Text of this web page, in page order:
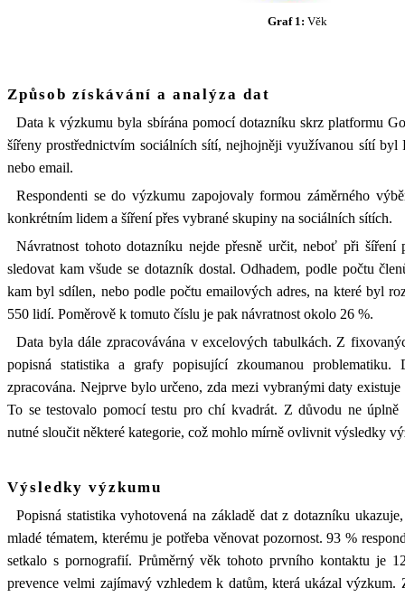
Graf 1:Věk
Způsob získávání a analýza dat
Data k výzkumu byla sbírána pomocí dotazníku skrz platformu
šířeny prostřednictvím sociálních sítí, nejhojněji využívanou sítí byl
nebo email.
Respondenti se do výzkumu zapojovaly formou záměrného
konkrétním lidem a šíření přes vybrané skupiny na sociálních sítích.
Návratnost tohoto dotazníku nejde přesně určit, neboť při šíření
sledovat kam všude se dotazník dostal. Odhadem, podle počtu
kam byl sdílen, nebo podle počtu emailových adres, na které byl
550 lidí. Poměrově k tomuto číslu je pak návratnost okolo 26 %.
Data byla dále zpracovávána v excelových tabulkách. Z
popisná statistika a grafy popisující zkoumanou
zpracována. Nejprve bylo určeno, zda mezi vybranými daty
To se testovalo pomocí testu pro chí kvadrát. Z důvodu ne
nutné sloučit některé kategorie, což mohlo mírně ovlivnit výsledky
Výsledky výzkumu
Popisná statistika vyhotovená na základě dat z dotazníku
mladé tématem, kterému je potřeba věnovat pozornost. 93 %
setkalo s pornografií. Průměrný věk tohoto prvního kontaktu je
prevence velmi zajímavý vzhledem k datům, která ukázal